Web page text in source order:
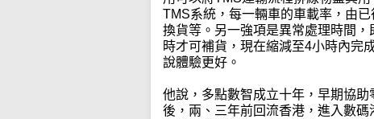
TMS系統，每一輛車的車載率，由
換貨等。另一強項是異常處理時間
時才可補貨，現在縮減至4小時內完
說體驗更好。
他說，多點數智成立十年，早期協
後，兩、三年前回流香港，進入數